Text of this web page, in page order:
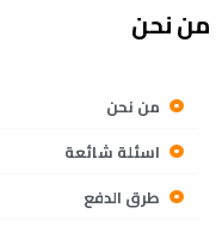
من نحن
من نحن
اسئلة شائعة
طرق الدفع